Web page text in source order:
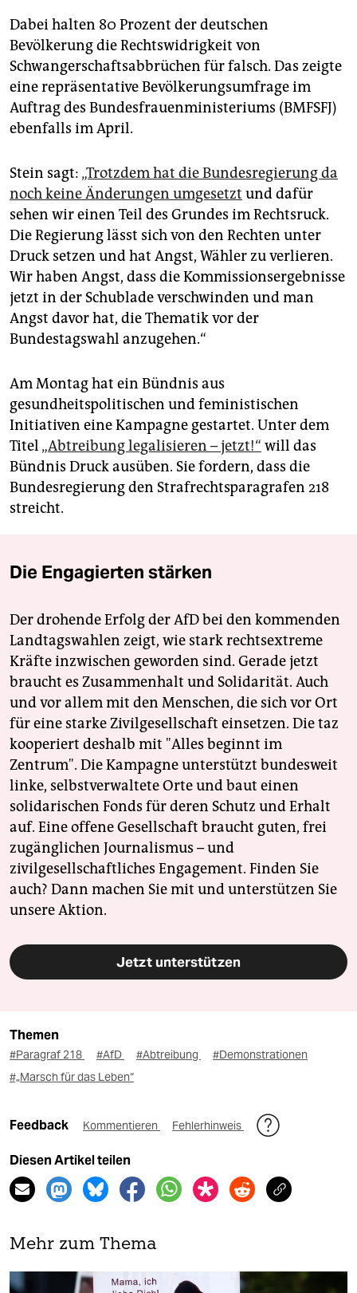
Dabei halten 80 Prozent der deutschen
Bevölkerung die Rechtswidrigkeit von
Schwangerschaftsabbrüchen für falsch. Das zeigte
eine repräsentative Bevölkerungsumfrage im
Auftrag des Bundesfrauenministeriums (BMFSFJ)
ebenfalls im April.
Stein sagt: „Trotzdem hat die Bundesregierung da
noch keine Änderungen umgesetzt und dafür
sehen wir einen Teil des Grundes im Rechtsruck.
Die Regierung lässt sich von den Rechten unter
Druck setzen und hat Angst, Wähler zu verlieren.
Wir haben Angst, dass die Kommissionsergebnisse
jetzt in der Schublade verschwinden und man
Angst davor hat, die Thematik vor der
Bundestagswahl anzugehen.“
Am Montag hat ein Bündnis aus
gesundheitspolitischen und feministischen
Initiativen eine Kampagne gestartet. Unter dem
Titel „Abtreibung legalisieren – jetzt!“ will das
Bündnis Druck ausüben. Sie fordern, dass die
Bundesregierung den Strafrechtsparagrafen 218
streicht.
Die Engagierten stärken
Der drohende Erfolg der AfD bei den kommenden
Landtagswahlen zeigt, wie stark rechtsextreme
Kräfte inzwischen geworden sind. Gerade jetzt
braucht es Zusammenhalt und Solidarität. Auch
und vor allem mit den Menschen, die sich vor Ort
für eine starke Zivilgesellschaft einsetzen. Die taz
kooperiert deshalb mit "Alles beginnt im
Zentrum". Die Kampagne unterstützt bundesweit
linke, selbstverwaltete Orte und baut einen
solidarischen Fonds für deren Schutz und Erhalt
auf. Eine offene Gesellschaft braucht guten, frei
zugänglichen Journalismus – und
zivilgesellschaftliches Engagement. Finden Sie
auch? Dann machen Sie mit und unterstützen Sie
unsere Aktion.
Jetzt unterstützen
Themen
#Paragraf 218 #AfD #Abtreibung
#Demonstrationen
#„Marsch für das Leben“
Feedback Kommentieren Fehlerhinweis
Diesen Artikel teilen
Mehr zum Thema